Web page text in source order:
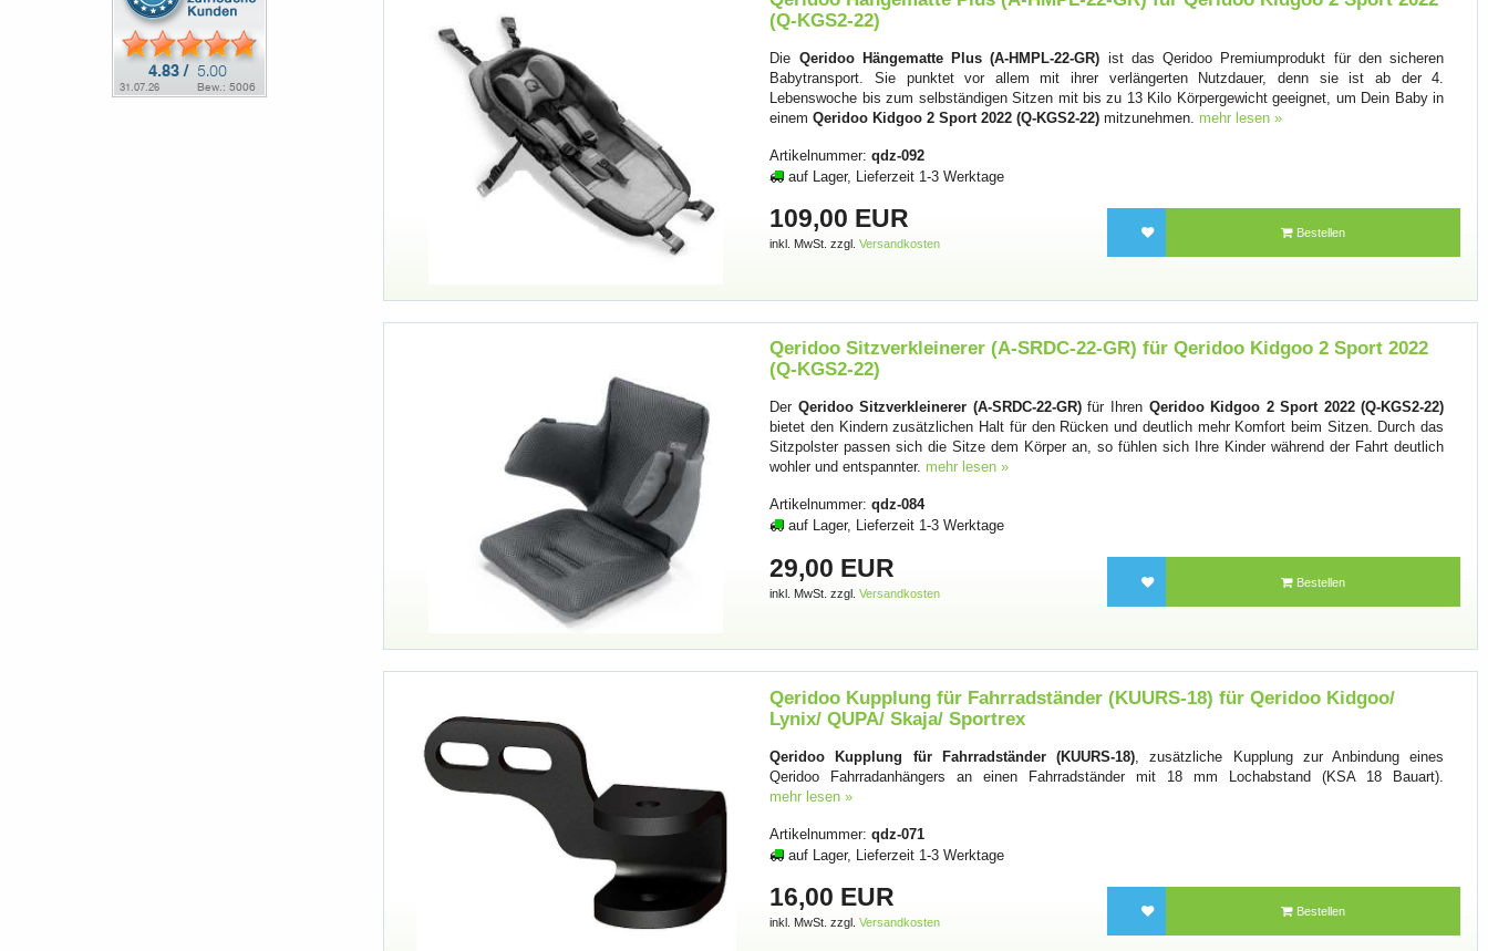
(Q-KGS2-22)
Die Qeridoo Hängematte Plus (A-HMPL-22-GR) ist das Qeridoo Premiumprodukt für den sicheren
Babytransport. Sie punktet vor allem mit ihrer verlängerten Nutzdauer, denn sie ist ab der 4.
Lebenswoche bis zum selbständigen Sitzen mit bis zu 13 Kilo Körpergewicht geeignet, um Dein Baby in
einemQeridoo Kidgoo 2 Sport 2022 (Q-KGS2-22) mitzunehmen. mehr lesen »
Artikelnummer:qdz-092
auf Lager, Lieferzeit 1-3 Werktage
109,00 EUR
inkl. MwSt. zzgl.Versandkosten
Bestellen
Qeridoo Sitzverkleinerer (A-SRDC-22-GR) für Qeridoo Kidgoo 2 Sport 2022
(Q-KGS2-22)
Der Qeridoo Sitzverkleinerer (A-SRDC-22-GR)für Ihren Qeridoo Kidgoo 2 Sport 2022 (Q-KGS2-22)
bietet den Kindern zusätzlichen Halt für den Rücken und deutlich mehr Komfort beim Sitzen. Durch das
Sitzpolster passen sich die Sitze dem Körper an, so fühlen sich Ihre Kinder während der Fahrt deutlich
wohler und entspannter. mehr lesen »
Artikelnummer:qdz-084
auf Lager, Lieferzeit 1-3 Werktage
29,00 EUR
inkl. MwSt. zzgl.Versandkosten
Bestellen
Qeridoo Kupplung für Fahrradständer (KUURS-18) für Qeridoo Kidgoo/
Lynix/ QUPA/ Skaja/ Sportrex
Qeridoo Kupplung für Fahrradständer (KUURS-18) , zusätzliche Kupplung zur Anbindung eines
Qeridoo Fahrradanhängers an einen Fahrradständer mit 18 mm Lochabstand (KSA 18 Bauart).
mehr lesen »
Artikelnummer:qdz-071
auf Lager, Lieferzeit 1-3 Werktage
16,00 EUR
inkl. MwSt. zzgl.Versandkosten
Bestellen